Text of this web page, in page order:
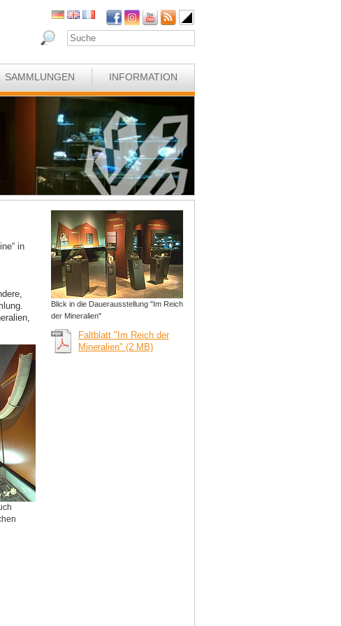
SAMMLUNGEN INFORMATION
in
Blick in die Dauerausstellung "Im Reich
der Mineralien"
Faltblatt "Im Reich der
Mineralien" (2 MB)